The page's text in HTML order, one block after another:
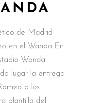
de Madrid
en el Wanda En
Wanda
lugar la entrega
a los
plantilla del